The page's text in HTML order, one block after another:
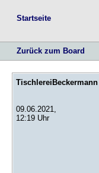
Startseite
Zurück zum Board
TischlereiBeckermann
09.06.2021,
12:19 Uhr